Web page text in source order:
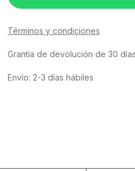
Términos y condiciones
Grantía de devolución de 30 días
Envío: 2-3 días hábiles